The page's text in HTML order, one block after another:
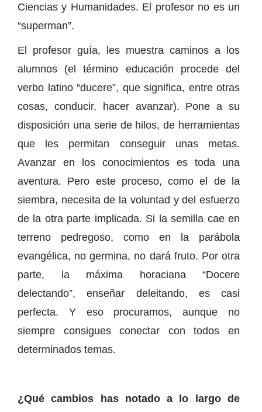
Ciencias y Humanidades. El profesor no es un
“superman”.
El profesor guía, les muestra caminos a los
alumnos (el término educación procede del
verbo latino “ducere”, que significa, entre otras
cosas, conducir, hacer avanzar). Pone a su
disposición una serie de hilos, de herramientas
que les permitan conseguir unas metas.
Avanzar en los conocimientos es toda una
aventura. Pero este proceso, como el de la
siembra, necesita de la voluntad y del esfuerzo
de la otra parte implicada. Si la semilla cae en
terreno pedregoso, como en la parábola
evangélica, no germina, no dará fruto. Por otra
parte, la máxima horaciana “Docere
delectando”, enseñar deleitando, es casi
perfecta. Y eso procuramos, aunque no
siempre consigues conectar con todos en
determinados temas.
¿Qué cambios has notado a lo largo de